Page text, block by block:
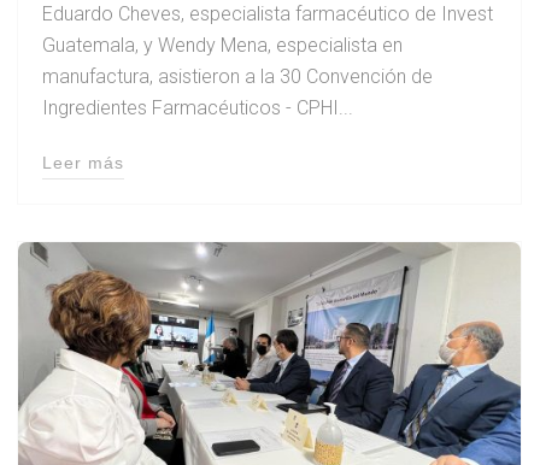
Eduardo Cheves, especialista farmacéutico de Invest
Guatemala, y Wendy Mena, especialista en
manufactura, asistieron a la 30 Convención de
Ingredientes Farmacéuticos - CPHI...
Leer más